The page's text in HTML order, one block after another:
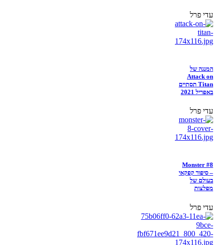
עדי פרל
המנגה של
Attack on
Titan תסתיים
באפריל 2021
עדי פרל
Monster #8
– סיפור קפקאי
בעולם של
מפלצות
עדי פרל